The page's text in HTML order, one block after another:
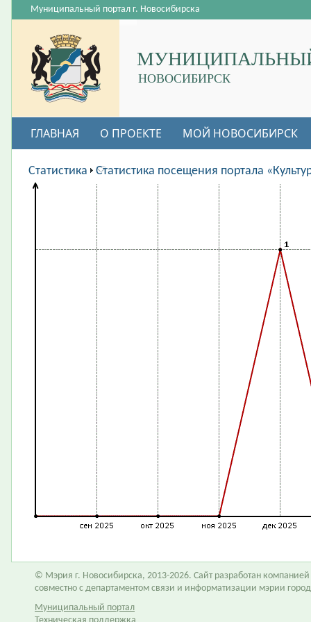
НОВОСИБИРСК
Муниципальный портал г. Новосибирска
ГЛАВНАЯ О ПРОЕКТЕ МОЙ НОВОСИБИРСК
ВАКАНСИИ
Статистика Статистика посещения портала
© Мэрия г. Новосибирска, 2013-2026. Сайт разработан компанией
совместно с департаментом связи и информатизации мэрии
Муниципальный портал